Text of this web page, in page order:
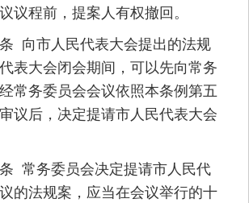
议程前，提案人有权撤回。
向市人民代表大会提出的法规
表大会闭会期间，可以先向常务
常务委员会会议依照本条例第五
议后，决定提请市人民代表大会
常务委员会决定提请市人民代
的法规案，应当在会议举行的十